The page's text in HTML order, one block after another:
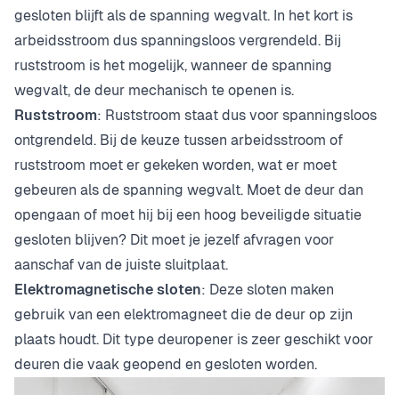
gesloten blijft als de spanning wegvalt. In het kort is
arbeidsstroom dus spanningsloos vergrendeld. Bij
ruststroom is het mogelijk, wanneer de spanning
wegvalt, de deur mechanisch te openen is.
Ruststroom: Ruststroom staat dus voor spanningsloos
ontgrendeld. Bij de keuze tussen arbeidsstroom of
ruststroom moet er gekeken worden, wat er moet
gebeuren als de spanning wegvalt. Moet de deur dan
opengaan of moet hij bij een hoog beveiligde situatie
gesloten blijven? Dit moet je jezelf afvragen voor
aanschaf van de juiste sluitplaat.
Elektromagnetische sloten: Deze sloten maken
gebruik van een elektromagneet die de deur op zijn
plaats houdt. Dit type deuropener is zeer geschikt voor
deuren die vaak geopend en gesloten worden.